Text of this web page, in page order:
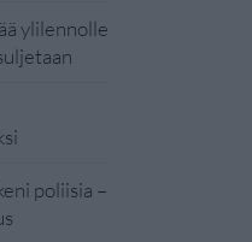
ylilennolle
poliisia –